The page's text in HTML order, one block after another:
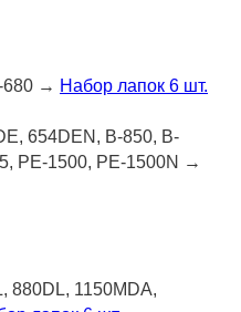
680 → Набор лапок 6 шт.
654DEN, B-850, B-
PE-1500, PE-1500N →
880DL, 1150MDA,